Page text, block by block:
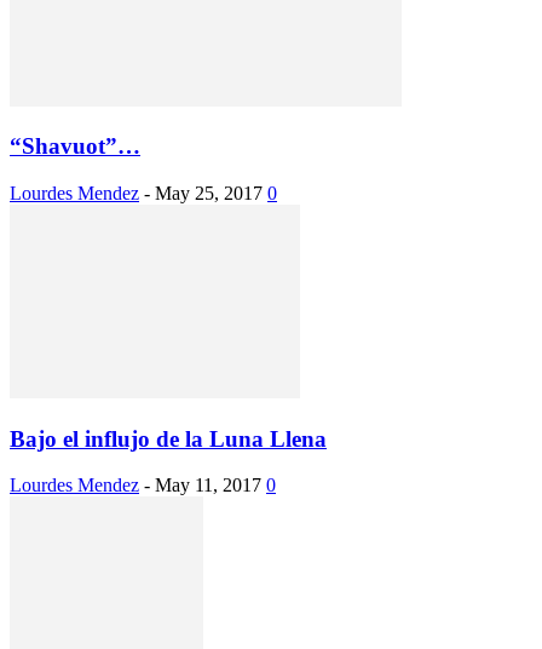
“Shavuot”…
Lourdes Mendez - May 25, 2017 0
Bajo el influjo de la Luna Llena
Lourdes Mendez - May 11, 2017 0